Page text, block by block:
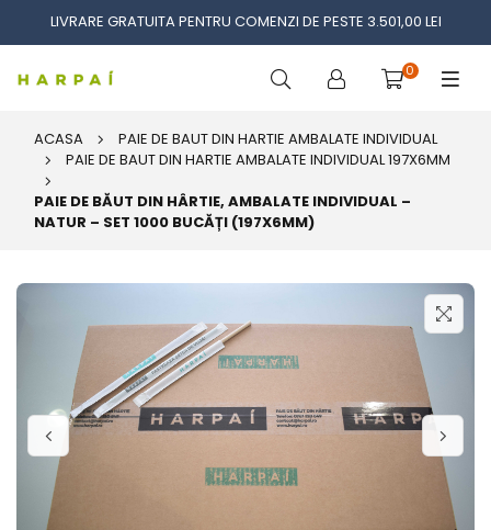
LIVRARE GRATUITA PENTRU COMENZI DE PESTE 3.501,00 LEI
0
ACASA
PAIE DE BAUT DIN HARTIE AMBALATE INDIVIDUAL
PAIE DE BAUT DIN HARTIE AMBALATE INDIVIDUAL 197X6MM
PAIE DE BĂUT DIN HÂRTIE, AMBALATE INDIVIDUAL –
NATUR – SET 1000 BUCĂȚI (197X6MM)